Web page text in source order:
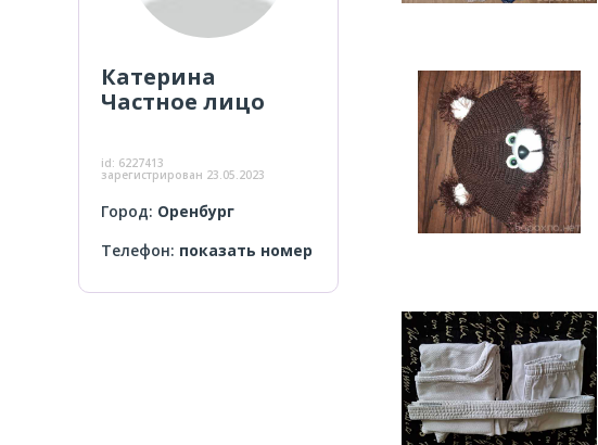
Катерина
Частное лицо
id: 6227413
зарегистрирован 23.05.2023
Город: Оренбург
Телефон: показать номер